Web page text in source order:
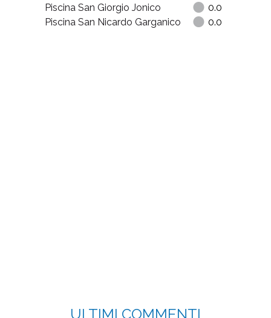
Piscina San Giorgio Jonico
0.0
Piscina San Nicardo Garganico
0.0
ULTIMI COMMENTI